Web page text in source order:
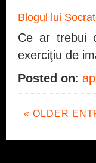
Blogul lui
Ce ar trebui
exerciţiu de
Posted on:
« OLDER